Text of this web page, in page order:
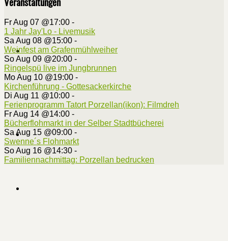
Fr Aug 07 @17:00 -
1 Jahr Jay'Lo - Livemusik
Sa Aug 08 @15:00 -
Weinfest am Grafenmühlweiher
So Aug 09 @20:00 -
Ringelspü live im Jungbrunnen
Mo Aug 10 @19:00 -
Kirchenführung - Gottesackerkirche
Di Aug 11 @10:00 -
Ferienprogramm Tatort Porzellan(ikon): Filmdreh
Fr Aug 14 @14:00 -
Bücherflohmarkt in der Selber Stadtbücherei
Sa Aug 15 @09:00 -
Swenne´s Flohmarkt
So Aug 16 @14:30 -
Familiennachmittag: Porzellan bedrucken